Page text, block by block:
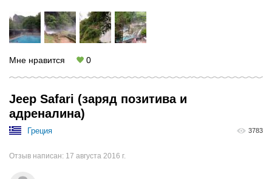
Мне нравится 0
Jeep Safari (заряд позитива и
адреналина)
Греция 3783
Отзыв написан: 17 августа 2016 г.